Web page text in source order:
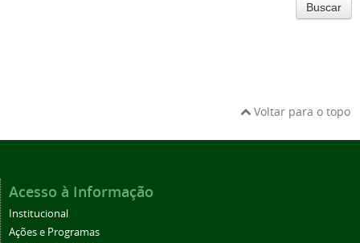
Buscar
Voltar para o topo
Acesso à Informação
Institucional
Ações e Programas